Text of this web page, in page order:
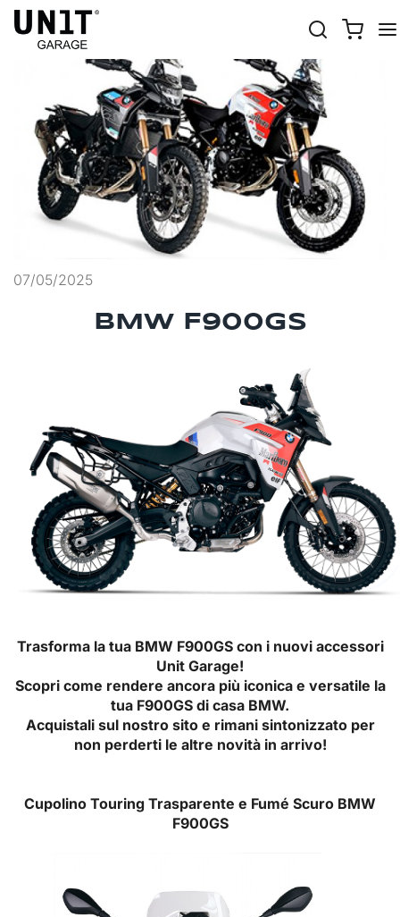
07/05/2025
BMW F900GS
Trasforma la tua BMW F900GS con i nuovi accessori
Unit Garage!
Scopri come rendere ancora più iconica e versatile la
tua F900GS di casa BMW.
Acquistali sul nostro sito e rimani sintonizzato per
non perderti le altre novità in arrivo!
Cupolino Touring Trasparente e Fumé Scuro BMW
F900GS